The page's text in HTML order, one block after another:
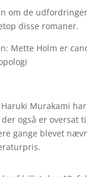
om de
disse romaner.
Mette Holm er
Murakami
også er oversat
gange blevet